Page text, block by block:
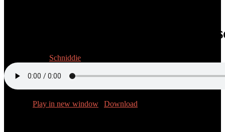
Folge 3/13: Vollgas in
Schniddie
Play in new window Download